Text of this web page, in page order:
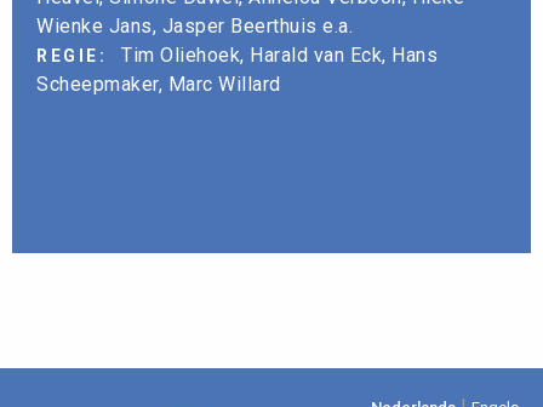
Wienke Jans, Jasper Beerthuis e.a.
REGIE:
Tim Oliehoek, Harald van Eck, Hans
Scheepmaker, Marc Willard